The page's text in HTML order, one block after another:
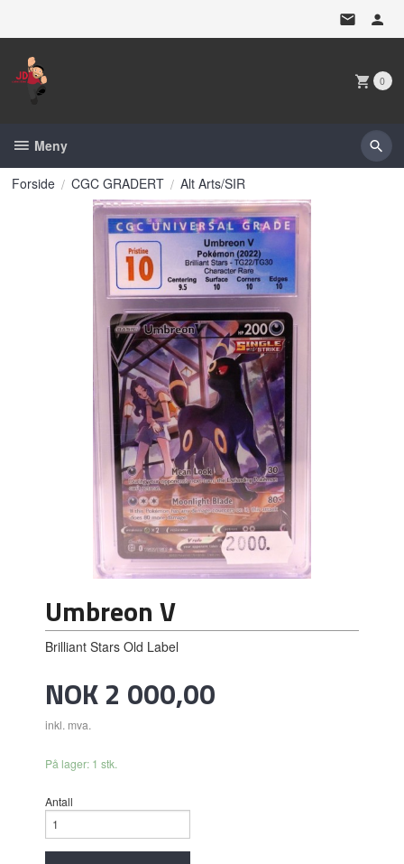
0
Meny
Forside CGC GRADERT Alt Arts/SIR
Umbreon V
Brilliant Stars Old Label
Pris
NOK2 000,00
inkl. mva.
På lager: 1 stk.
Antall